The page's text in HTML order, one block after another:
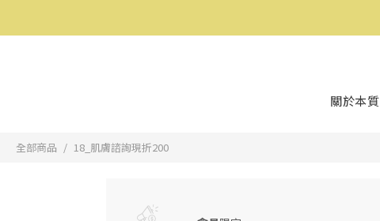
關於本質
全部商品 18_肌膚諮詢現折200